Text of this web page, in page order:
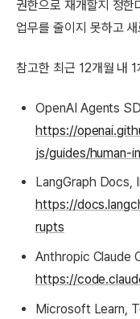
권한으로 재개할지 정한
업무를 줄이지 못하고
참고한 최근 12개월 내
OpenAI Agents
https://
js/guides/human-
LangGraph Docs,
https://
rupts
Anthropic Claude
https://
Microsoft Learn,